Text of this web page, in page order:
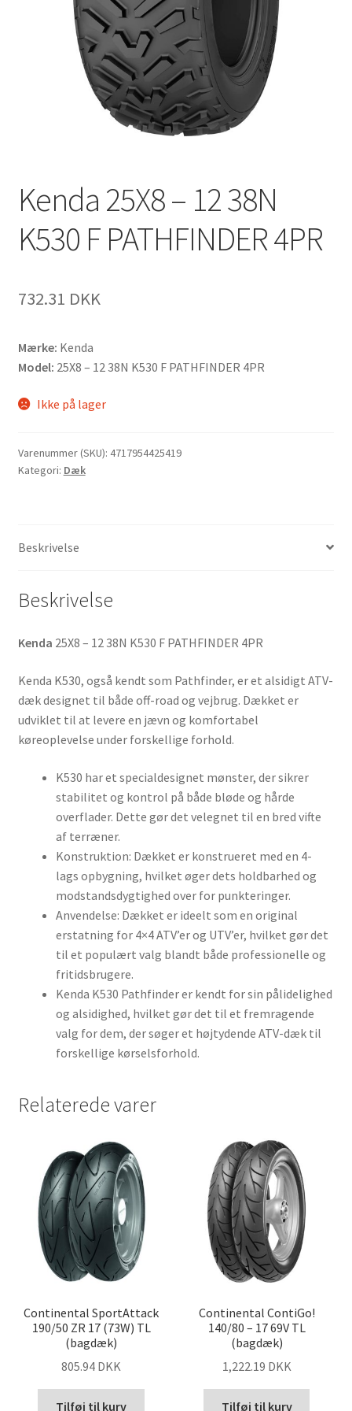
Kenda 25X8 – 12 38N
K530 F PATHFINDER 4PR
732.31 DKK
Mærke: Kenda
Model: 25X8 – 12 38N K530 F PATHFINDER 4PR
Ikke på lager
Varenummer (SKU): 4717954425419
Kategori: Dæk
Beskrivelse
Beskrivelse
Kenda 25X8 – 12 38N K530 F PATHFINDER 4PR
Kenda K530, også kendt som Pathfinder, er et alsidigt ATV-
dæk designet til både off-road og vejbrug. Dækket er
udviklet til at levere en jævn og komfortabel
køreoplevelse under forskellige forhold.
K530 har et specialdesignet mønster, der sikrer
stabilitet og kontrol på både bløde og hårde
overflader. Dette gør det velegnet til en bred vifte
af terræner.
Konstruktion: Dækket er konstrueret med en 4-
lags opbygning, hvilket øger dets holdbarhed og
modstandsdygtighed over for punkteringer.
Anvendelse: Dækket er ideelt som en original
erstatning for 4×4 ATV’er og UTV’er, hvilket gør det
til et populært valg blandt både professionelle og
fritidsbrugere.
Kenda K530 Pathfinder er kendt for sin pålidelighed
og alsidighed, hvilket gør det til et fremragende
valg for dem, der søger et højtydende ATV-dæk til
forskellige kørselsforhold.
Relaterede varer
Continental SportAttack
190/50 ZR 17 (73W) TL
(bagdæk)
805.94 DKK
Tilføj til kurv
Continental ContiGo!
140/80 – 17 69V TL
(bagdæk)
1,222.19 DKK
Tilføj til kurv